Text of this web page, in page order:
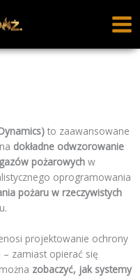
to zaawansowane
dokładne odwzorowanie
pożarowych w
oprogramowania
pożaru w rzeczywistych
projektowanie ochrony
zamiast opierać się
zobaczyć, jak systemy